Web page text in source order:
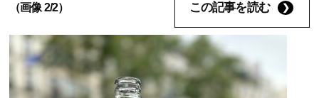
（画像 2/2） この記事を読む